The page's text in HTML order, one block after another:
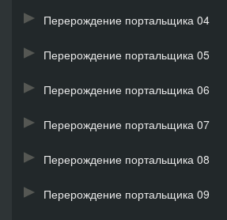
Перерождение портальщика 04
Перерождение портальщика 05
Перерождение портальщика 06
Перерождение портальщика 07
Перерождение портальщика 08
Перерождение портальщика 09